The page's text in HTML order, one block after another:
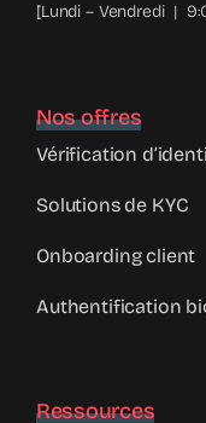
[Lundi – Vendredi |
Nos offres
Vérification
Solutions de KYC
Onboarding client
Authentification
Ressources